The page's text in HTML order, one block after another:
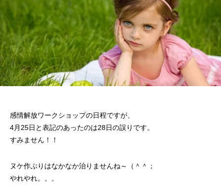
感情解放ワークショップの日程ですが、
4月25日と表記のあったのは28日の誤りです。
すみません！！
ヌケ作ぶりはなかなか治りませんね～（＾＾；
やれやれ。。。